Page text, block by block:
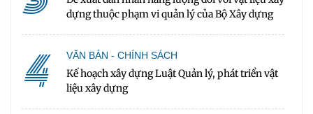
dựng thuộc phạm vi quản lý của Bộ Xây dựng
4 VĂN BẢN - CHÍNH SÁCH
Kế hoạch xây dựng Luật Quản lý, phát triển vật
liệu xây dựng